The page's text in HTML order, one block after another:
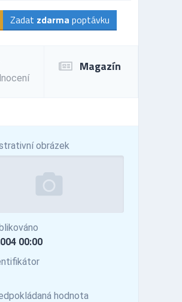
Zadat zdarma poptávku
Magazín
obrázek
00:00
hodnota